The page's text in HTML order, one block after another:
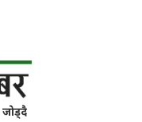
जोड्दै